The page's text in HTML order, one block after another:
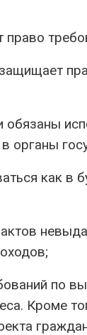
право
обязаны
органы
как в
по
Кроме